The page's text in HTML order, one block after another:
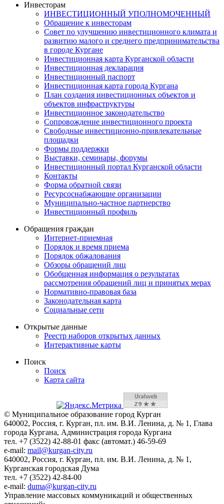
Инвесторам
ИНВЕСТИЦИОННЫЙ УПОЛНОМОЧЕННЫЙ
Обращение к инвесторам
Совет по улучшению инвестиционного климата и
развитию малого и среднего предпринимательства
в городе Кургане
Инвестиционная карта Курганской области
Инвестиционная декларация
Инвестиционный паспорт
Инвестиционная карта города Кургана
План создания инвестиционных объектов и
объектов инфраструктуры
Инвестиционное законодательство
Сопровождение инвестиционного проекта
Свободные инвестиционно-привлекательные
площадки
Формы поддержки
Выставки, семинары, форумы
Инвестиционный портал Курганской области
Контакты
Форма обратной связи
Ресурсоснабжающие организации
Муниципально-частное партнерство
Инвестиционный профиль
Обращения граждан
Интернет-приемная
Порядок и время приема
Порядок обжалования
Обзоры обращений лиц
Обобщенная информация о результатах
рассмотрения обращений лиц и принятых мерах
Нормативно-правовая база
Законодательная карта
Социальные сети
Открытые данные
Реестр наборов открытых данных
Интерактивные карты
Поиск
Поиск
Карта сайта
© Муниципальное образование город Курган
640002, Россия, г. Курган, пл. им. В.И. Ленина, д. № 1, Глава
города Кургана, Администрация города Кургана
тел. +7 (3522) 42-88-01 факс (автомат.) 46-59-69
e-mail: mail@kurgan-city.ru
640002, Россия, г. Курган, пл. им. В.И. Ленина, д. № 1,
Курганская городская Дума
тел. +7 (3522) 42-84-00
e-mail: duma@kurgan-city.ru
Управление массовых коммуникаций и общественных